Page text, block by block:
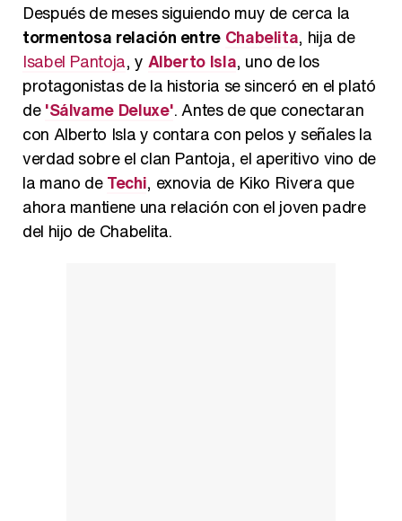
Así se tomó Felipe VI que la Infanta Sofía no quisiera recibir formación militar
Belén Esteban: "Estoy emocionada, muy contenta y muy feliz por llegar a RTVE"
Después de meses siguiendo muy de cerca la
tormentosa relación entre Chabelita, hija de
Isabel Pantoja, y Alberto Isla, uno de los
protagonistas de la historia se sinceró en el plató
de'Sálvame Deluxe'. Antes de que conectaran
con Alberto Isla y contara con pelos y señales la
verdad sobre el clan Pantoja, el aperitivo vino de
la mano deTechi, exnovia de Kiko Rivera que
ahora mantiene una relación con el joven padre
del hijo de Chabelita.